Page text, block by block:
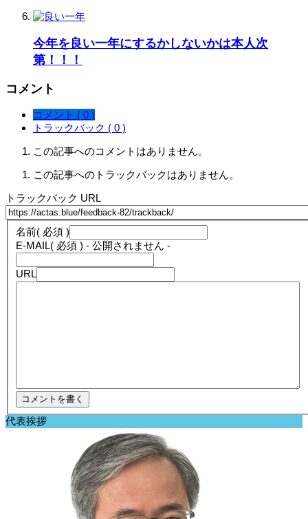
今年を良い一年にするかしないかは本人次
第！！！
コメント
コメント ( 0 )
トラックバック ( 0 )
この記事へのコメントはありません。
この記事へのトラックバックはありません。
トラックバック URL
名前( 必須 )
E-MAIL( 必須 ) - 公開されません -
URL
代表挨拶